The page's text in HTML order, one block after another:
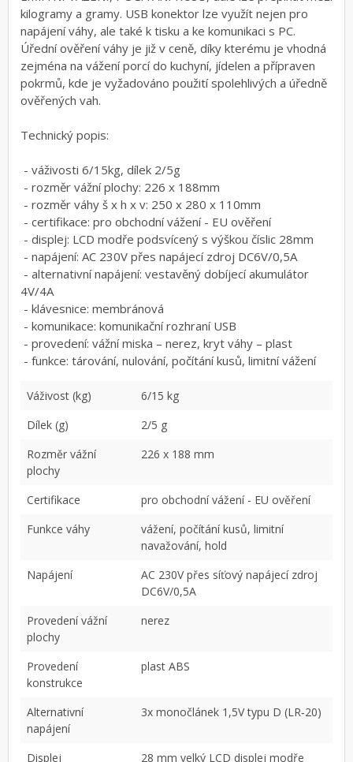
kilogramy a gramy. USB konektor lze využít nejen pro
napájení váhy, ale také k tisku a ke komunikaci s PC.
Úřední ověření váhy je již v ceně, díky kterému je vhodná
zejména na vážení porcí do kuchyní, jídelen a přípraven
pokrmů, kde je vyžadováno použití spolehlivých a úředně
ověřených vah.
Technický popis:
- váživosti 6/15kg, dílek 2/5g
- rozměr vážní plochy: 226 x 188mm
- rozměr váhy š x h x v: 250 x 280 x 110mm
- certifikace: pro obchodní vážení - EU ověření
- displej: LCD modře podsvícený s výškou číslic 28mm
- napájení: AC 230V přes napájecí zdroj DC6V/0,5A
- alternativní napájení: vestavěný dobíjecí akumulátor
4V/4A
- klávesnice: membránová
- komunikace: komunikační rozhraní USB
- provedení: vážní miska – nerez, kryt váhy – plast
- funkce: tárování, nulování, počítání kusů, limitní vážení
Váživost (kg)
6/15 kg
Dílek (g)
2/5 g
Rozměr vážní
plochy
226 x 188 mm
Certifikace
pro obchodní vážení - EU ověření
Funkce váhy
vážení, počítání kusů, limitní
navažování, hold
Napájení
AC 230V přes síťový napájecí zdroj
DC6V/0,5A
Provedení vážní
plochy
nerez
Provedení
konstrukce
plast ABS
Alternativní
napájení
3x monočlánek 1,5V typu D (LR‐20)
Displej
28 mm velký LCD displej modře